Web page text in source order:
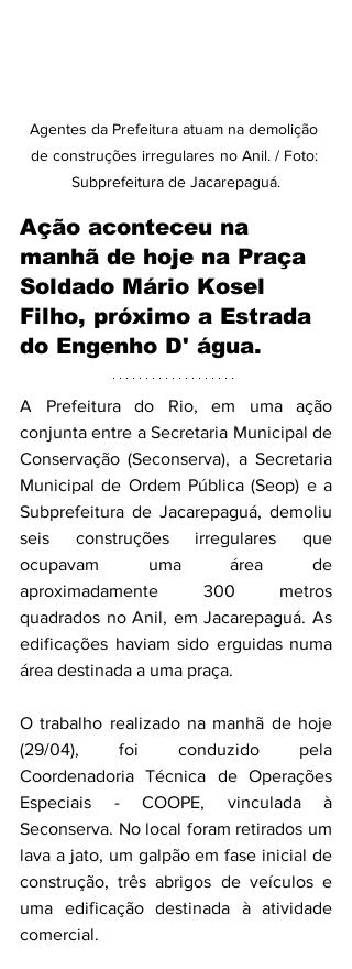
Agentes da Prefeitura atuam na demolição
de construções irregulares no Anil. / Foto:
Subprefeitura de Jacarepaguá.
Ação aconteceu na
manhã de hoje na Praça
Soldado Mário Kosel
Filho, próximo a Estrada
do Engenho D' água.
A Prefeitura do Rio, em uma ação
conjunta entre a Secretaria Municipal de
Conservação (Seconserva), a Secretaria
Municipal de Ordem Pública (Seop) e a
Subprefeitura de Jacarepaguá, demoliu
seis construções irregulares que
ocupavam uma área de
aproximadamente 300 metros
quadrados no Anil, em Jacarepaguá. As
edificações haviam sido erguidas numa
área destinada a uma praça.
O trabalho realizado na manhã de hoje
(29/04), foi conduzido pela
Coordenadoria Técnica de Operações
Especiais - COOPE, vinculada à
Seconserva. No local foram retirados um
lava a jato, um galpão em fase inicial de
construção, três abrigos de veículos e
uma edificação destinada à atividade
comercial.